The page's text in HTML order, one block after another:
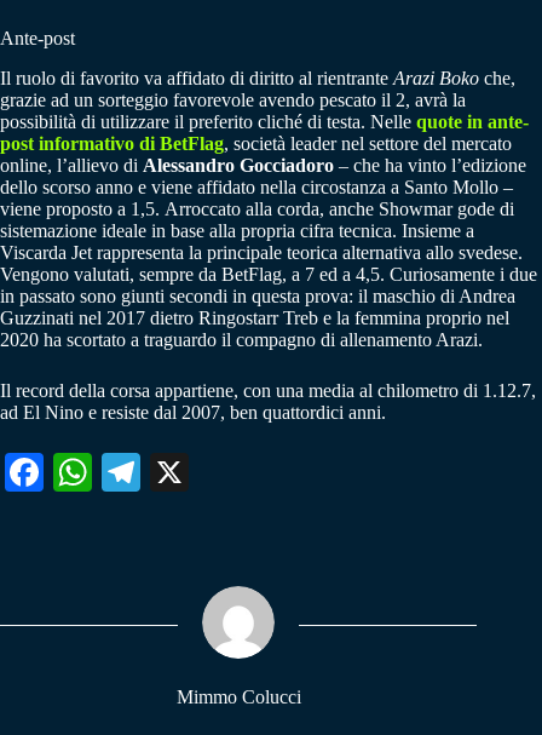
Ante-post
Il ruolo di favorito va affidato di diritto al rientrante Arazi Boko che,
grazie ad un sorteggio favorevole avendo pescato il 2, avrà la
possibilità di utilizzare il preferito cliché di testa. Nelle quote in ante-
post informativo di BetFlag, società leader nel settore del mercato
online, l’allievo di Alessandro Gocciadoro – che ha vinto l’edizione
dello scorso anno e viene affidato nella circostanza a Santo Mollo –
viene proposto a 1,5. Arroccato alla corda, anche Showmar gode di
sistemazione ideale in base alla propria cifra tecnica. Insieme a
Viscarda Jet rappresenta la principale teorica alternativa allo svedese.
Vengono valutati, sempre da BetFlag, a 7 ed a 4,5. Curiosamente i due
in passato sono giunti secondi in questa prova: il maschio di Andrea
Guzzinati nel 2017 dietro Ringostarr Treb e la femmina proprio nel
2020 ha scortato a traguardo il compagno di allenamento Arazi.
Il record della corsa appartiene, con una media al chilometro di 1.12.7,
ad El Nino e resiste dal 2007, ben quattordici anni.
Fa W
pp
Te
m
Mimmo Colucci